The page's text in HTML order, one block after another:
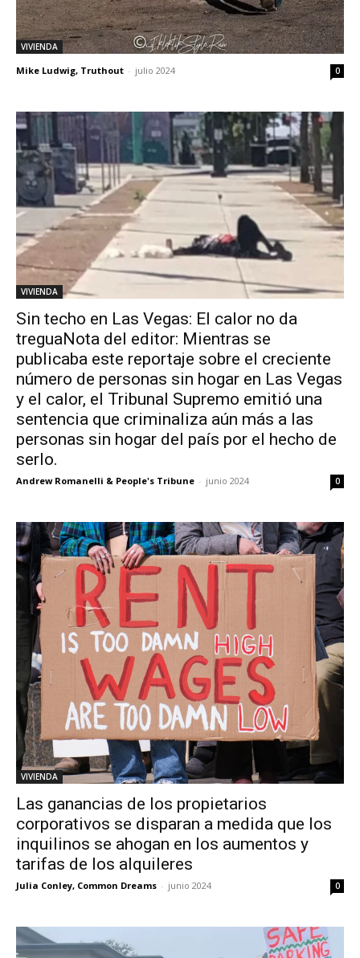
VIVIENDA
Mike Ludwig, Truthout - julio 2024 0
VIVIENDA
Sin techo en Las Vegas: El calor no da
treguaNota del editor: Mientras se
publicaba este reportaje sobre el creciente
número de personas sin hogar en Las Vegas
y el calor, el Tribunal Supremo emitió una
sentencia que criminaliza aún más a las
personas sin hogar del país por el hecho de
serlo.
Andrew Romanelli & People's Tribune - junio 2024 0
VIVIENDA
Las ganancias de los propietarios
corporativos se disparan a medida que los
inquilinos se ahogan en los aumentos y
tarifas de los alquileres
Julia Conley, Common Dreams - junio 2024 0